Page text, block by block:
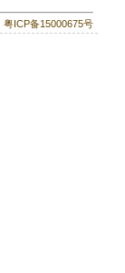
粤ICP备15000675号